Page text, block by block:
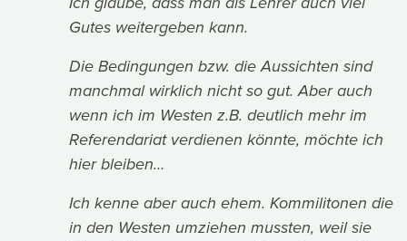
Gutes weitergeben kann.
Die Bedingungen bzw. die Aussichten sind
manchmal wirklich nicht so gut. Aber auch
wenn ich im Westen z.B. deutlich mehr im
Referendariat verdienen könnte, möchte ich
hier bleiben…
Ich kenne aber auch ehem. Kommilitonen die
in den Westen umziehen mussten, weil sie